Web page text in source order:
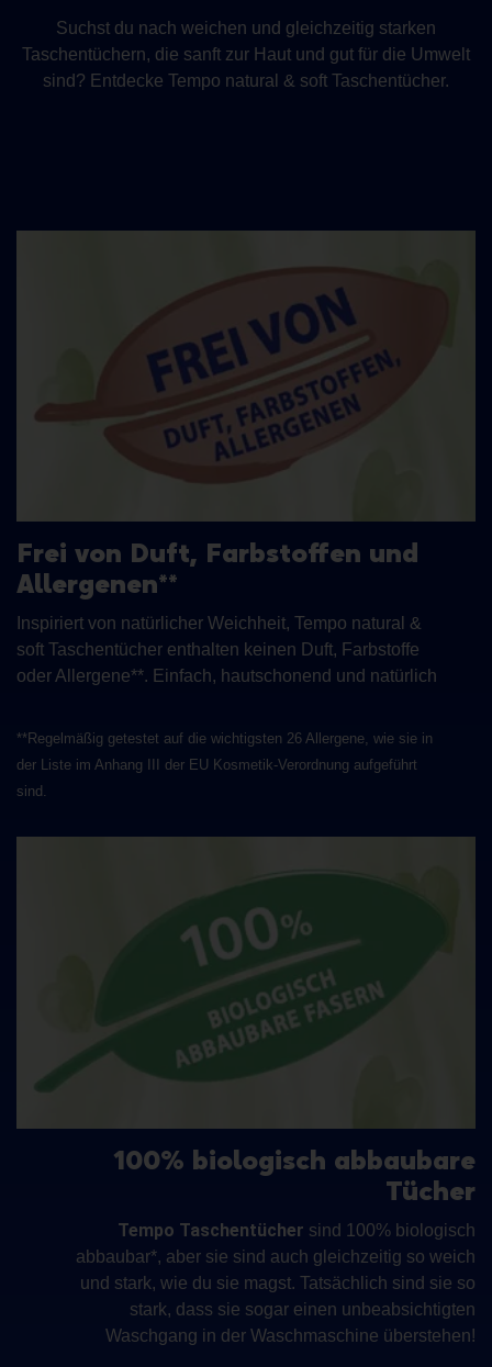
Suchst du nach weichen und gleichzeitig starken
Taschentüchern, die sanft zur Haut und gut für die Umwelt
sind? Entdecke Tempo natural & soft Taschentücher.
Frei von Duft, Farbstoffen und
Allergenen**
Inspiriert von natürlicher Weichheit, Tempo natural &
soft Taschentücher enthalten keinen Duft, Farbstoffe
oder Allergene**. Einfach, hautschonend und natürlich
**Regelmäßig getestet auf die wichtigsten 26 Allergene, wie sie in
der Liste im Anhang III der EU Kosmetik-Verordnung aufgeführt
sind.
100% biologisch abbaubare
Tücher
Tempo Taschentücher sind 100% biologisch
abbaubar*, aber sie sind auch gleichzeitig so weich
und stark, wie du sie magst. Tatsächlich sind sie so
stark, dass sie sogar einen unbeabsichtigten
Waschgang in der Waschmaschine überstehen!